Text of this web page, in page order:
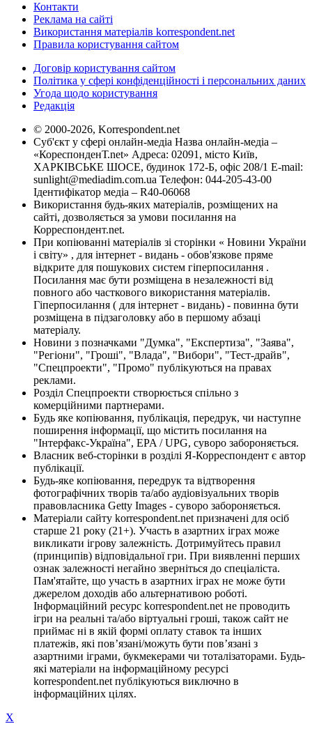
Контакти
Реклама на сайті
Використання матеріалів korrespondent.net
Правила користування сайтом
Договір користування сайтом
Політика у сфері конфіденційності і персональних даних
Угода щодо користування
Редакція
© 2000-2026, Korrespondent.net
Суб'єкт у сфері онлайн-медіа Назва онлайн-медіа –
«КореспонденТ.net» Адреса: 02091, місто Київ,
ХАРКІВСЬКЕ ШОСЕ, будинок 172-Б, офіс 208/1 E-mail:
sunlight@mediadim.com.ua Телефон: 044-205-43-00
Ідентифікатор медіа – R40-06068
Використання будь-яких матеріалів, розміщених на
сайті, дозволяється за умови посилання на
Корреспондент.net.
При копіюванні матеріалів зі сторінки « Новини України
і світу» , для інтернет - видань - обов'язкове пряме
відкрите для пошукових систем гіперпосилання .
Посилання має бути розміщена в незалежності від
повного або часткового використання матеріалів.
Гіперпосилання ( для інтернет - видань) - повинна бути
розміщена в підзаголовку або в першому абзаці
матеріалу.
Новини з позначками "Думка", "Експертиза", "Заява",
"Регіони", "Гроші", "Влада", "Вибори", "Тест-драйв",
"Спецпроекти", "Промо" публікуються на правах
реклами.
Розділ Спецпроекти створюється спільно з
комерційними партнерами.
Будь яке копіювання, публікація, передрук, чи наступне
поширення інформації, що містить посилання на
"Інтерфакс-Україна", EPA / UPG, суворо забороняється.
Власник веб-сторінки в розділі Я-Корреспондент є автор
публікації.
Будь-яке копіювання, передрук та відтворення
фотографічних творів та/або аудіовізуальних творів
правовласника Getty Images - суворо забороняється.
Матеріали сайту korrespondent.net призначені для осіб
старше 21 року (21+). Участь в азартних іграх може
викликати ігрову залежність. Дотримуйтесь правил
(принципів) відповідальної гри. При виявленні перших
ознак залежності негайно зверніться до спеціаліста.
Пам'ятайте, що участь в азартних іграх не може бути
джерелом доходів або альтернативою роботі.
Інформаційний ресурс korrespondent.net не проводить
ігри на реальні та/або віртуальні гроші, також сайт не
приймає ні в якій формі оплату ставок та інших
платежів, які пов’язані/можуть бути пов’язані з
азартними іграми, букмекерами чи тоталізаторами. Будь-
які матеріали на інформаційному ресурсі
korrespondent.net публікуються виключно в
інформаційних цілях.
X